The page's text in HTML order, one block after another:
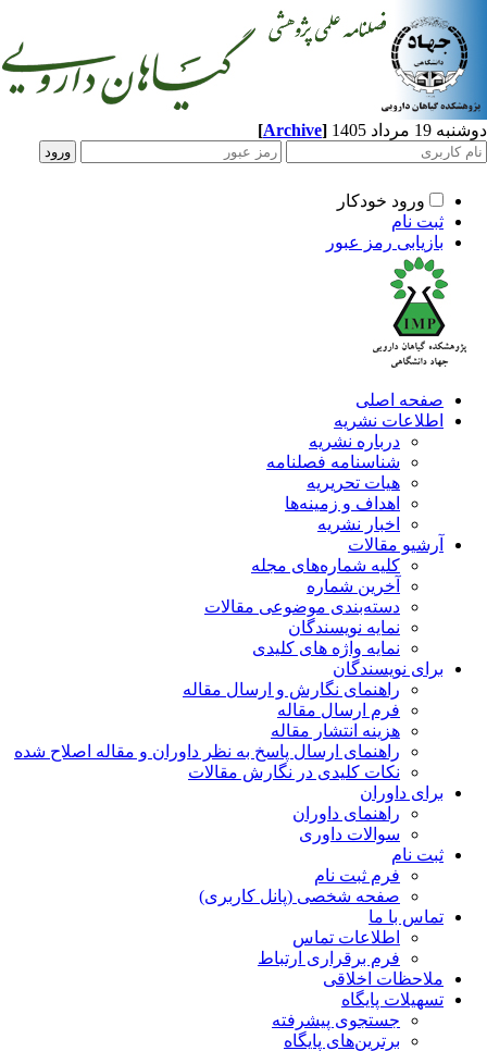
1405
[Archive]
ورود خودکار
ثبت نام
بازیابی رمز عبور
صفحه اصلی
اطلاعات نشریه
درباره نشریه
شناسنامه فصلنامه
هیات تحریریه
اهداف و زمینه‌ها
اخبار نشریه
آرشیو مقالات
کلیه شماره‌های مجله
آخرین شماره
دسته‌بندی موضوعی مقالات
نمایه نویسندگان
نمایه واژه های کلیدی
برای نویسندگان
راهنمای نگارش و ارسال مقاله
فرم ارسال مقاله
هزینه انتشار مقاله
راهنمای ارسال پاسخ به نظر داوران و مقاله اصلاح شده
نکات کلیدی در نگارش مقالات
برای داوران
راهنمای داوران
سوالات داوری
ثبت نام
فرم ثبت نام
صفحه شخصی (پانل کاربری)
تماس با ما
اطلاعات تماس
فرم برقراری ارتباط
ملاحظات اخلاقی
تسهیلات پایگاه
جستجوی پیشرفته
برترین‌های پایگاه